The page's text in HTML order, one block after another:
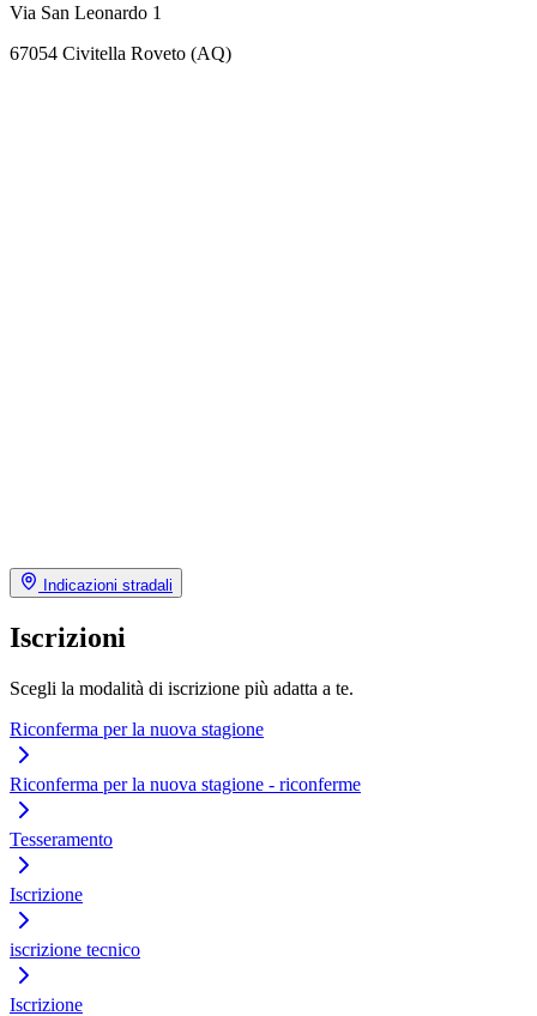
Via San Leonardo 1
67054 Civitella Roveto (AQ)
Indicazioni stradali
Iscrizioni
Scegli la modalità di iscrizione più adatta a te.
Riconferma per la nuova stagione
Riconferma per la nuova stagione - riconferme
Tesseramento
Iscrizione
iscrizione tecnico
Iscrizione